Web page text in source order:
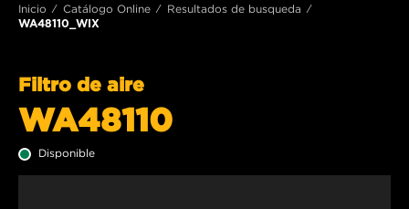
Inicio Catálogo Online
Resultados de busqueda
WA48110_WIX
Filtro de aire
WA48110
Disponible